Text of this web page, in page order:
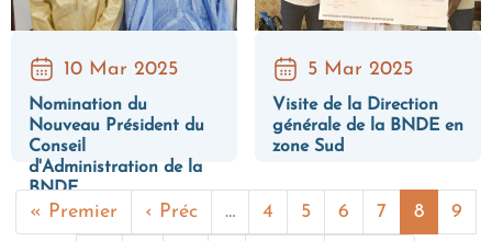
10 Mar 2025
Nomination du
Nouveau Président du
Conseil
d'Administration de la
BNDE
5 Mar 2025
Visite de la Direction
générale de la BNDE en
zone Sud
Première page
« Premier Page précédente
‹ Préc … Page
4 Page
5 Page
6 Page
7 Page
8 9